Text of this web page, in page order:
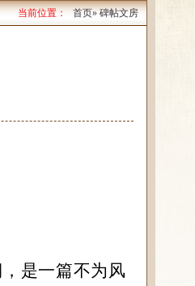
当前位置： 首页» 碑帖文房
是一篇不为风